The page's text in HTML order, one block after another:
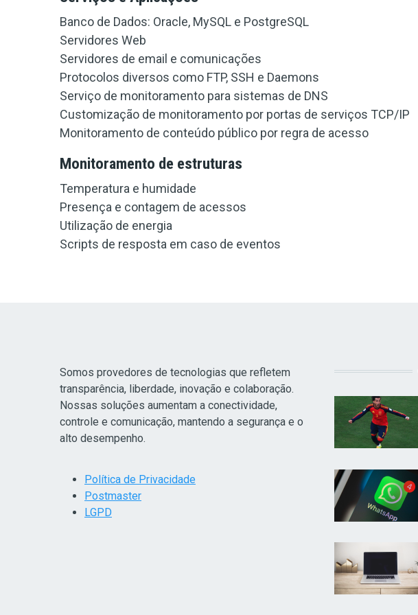
Banco de Dados: Oracle, MySQL e PostgreSQL
Servidores Web
Servidores de email e comunicações
Protocolos diversos como FTP, SSH e Daemons
Serviço de monitoramento para sistemas de DNS
Customização de monitoramento por portas de serviços TCP/IP
Monitoramento de conteúdo público por regra de acesso
Monitoramento de estruturas
Temperatura e humidade
Presença e contagem de acessos
Utilização de energia
Scripts de resposta em caso de eventos
Somos provedores de tecnologias que refletem
transparência, liberdade, inovação e colaboração.
Nossas soluções aumentam a conectividade,
controle e comunicação, mantendo a segurança e o
alto desempenho.
Política de Privacidade
Postmaster
LGPD